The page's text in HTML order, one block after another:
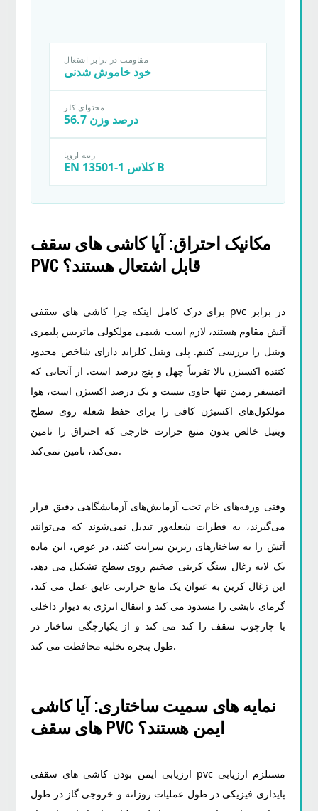
هستند؟
پارامترهای
رتبه
المللی
ساختمان
مقایسه
ای
فیلم
های
کششی
و
پانل
های
سی
سخت
3.1.1
غشای
کششی
انعطاف
پذیر
پانل
های
توخالی
و
سخت
مقاومت در برابر اشتعال
خود خاموش شدنی
محتوای کلر
56.7 درصد وزن
رتبه اروپا
EN 13501-1 کلاس B
مکانیک احتراق: آیا کاشی های سقف
PVC قابل اشتعال هستند؟
برای درک کامل اینکه چرا کاشی های سقفی pvc در برابر
آتش مقاوم هستند، لازم است شیمی مولکولی ماتریس پلیمری
وینیل را بررسی کنیم. پلی وینیل کلراید دارای شاخص محدود
کننده اکسیژن بالا تقریباً چهل و پنج درصد است. از آنجایی که
اتمسفر زمین تنها حاوی بیست و یک درصد اکسیژن است، هوا
مولکول‌های اکسیژن کافی را برای حفظ شعله روی سطح
وینیل خالص بدون منبع حرارت خارجی که احتراق را تامین
می‌کند، تامین نمی‌کند.
وقتی ورقه‌های خام تحت آزمایش‌های آزمایشگاهی دقیق قرار
می‌گیرند، به قطرات شعله‌ور تبدیل نمی‌شوند که می‌توانند
آتش را به ساختارهای زیرین سرایت کنند. در عوض، این ماده
یک لایه زغال سنگ کربنی ضخیم روی سطح تشکیل می دهد.
این زغال کربن به عنوان یک مانع حرارتی عایق عمل می کند،
گرمای تابشی را مسدود می کند و انتقال انرژی به دیوار داخلی
یا چارچوب سقف را کند می کند و از یکپارچگی ساختار در
طول پنجره تخلیه محافظت می کند.
نمایه های سمیت ساختاری: آیا کاشی
های سقف PVC ایمن هستند؟
ارزیابی ایمن بودن کاشی های سقفی pvc مستلزم ارزیابی
پایداری فیزیکی در طول عملیات روزانه و خروجی گاز در طول